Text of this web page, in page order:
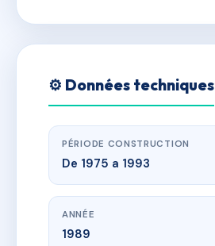
⚙️ Données techniques
PÉRIODE CONSTRUCTION
De 1975 a 1993
ANNÉE
1989